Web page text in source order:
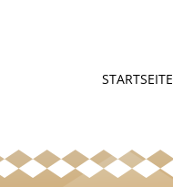
STARTSEITE